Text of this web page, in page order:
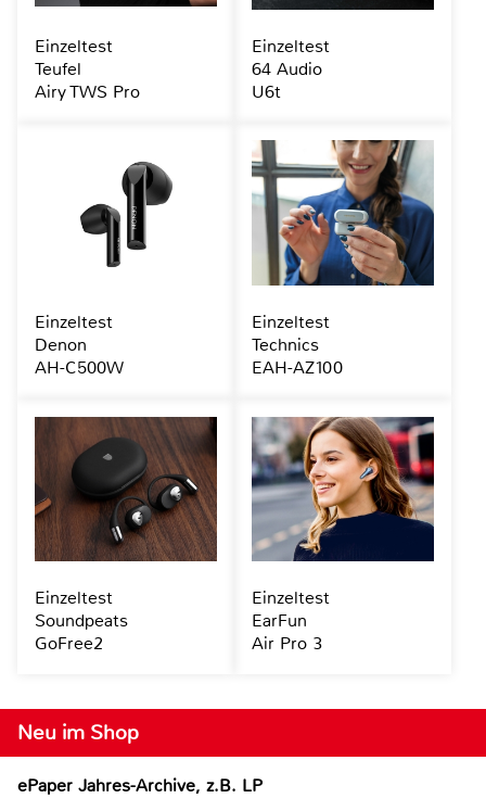
Neu im Shop
ePaper Jahres-Archive, z.B. LP
Einzeltest
Teufel
Airy TWS Pro
Einzeltest
64 Audio
U6t
Einzeltest
Denon
AH-C500W
Einzeltest
Technics
EAH-AZ100
Einzeltest
Soundpeats
GoFree2
Einzeltest
EarFun
Air Pro 3